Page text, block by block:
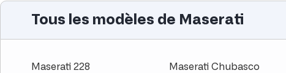
Tous les modèles de Maserati
Maserati 228 Maserati Chubasco